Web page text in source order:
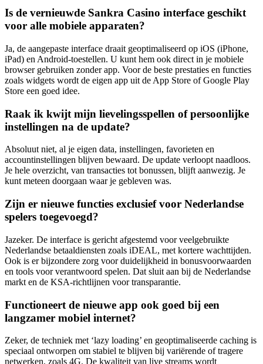
Is de vernieuwde Sankra Casino interface geschikt
voor alle mobiele apparaten?
Ja, de aangepaste interface draait geoptimaliseerd op iOS (iPhone,
iPad) en Android-toestellen. U kunt hem ook direct in je mobiele
browser gebruiken zonder app. Voor de beste prestaties en functies
zoals widgets wordt de eigen app uit de App Store of Google Play
Store een goed idee.
Raak ik kwijt mijn lievelingsspellen of persoonlijke
instellingen na de update?
Absoluut niet, al je eigen data, instellingen, favorieten en
accountinstellingen blijven bewaard. De update verloopt naadloos.
Je hele overzicht, van transacties tot bonussen, blijft aanwezig. Je
kunt meteen doorgaan waar je gebleven was.
Zijn er nieuwe functies exclusief voor Nederlandse
spelers toegevoegd?
Jazeker. De interface is gericht afgestemd voor veelgebruikte
Nederlandse betaaldiensten zoals iDEAL, met kortere wachttijden.
Ook is er bijzondere zorg voor duidelijkheid in bonusvoorwaarden
en tools voor verantwoord spelen. Dat sluit aan bij de Nederlandse
markt en de KSA-richtlijnen voor transparantie.
Functioneert de nieuwe app ook goed bij een
langzamer mobiel internet?
Zeker, de techniek met ‘lazy loading’ en geoptimaliseerde caching is
speciaal ontworpen om stabiel te blijven bij variërende of tragere
netwerken, zoals 4G. De kwaliteit van live streams wordt